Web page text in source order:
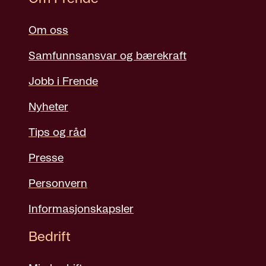
Om oss
Samfunnsansvar og bærekraft
Jobb i Frende
Nyheter
Tips og råd
Presse
Personvern
Informasjonskapsler
Bedrift